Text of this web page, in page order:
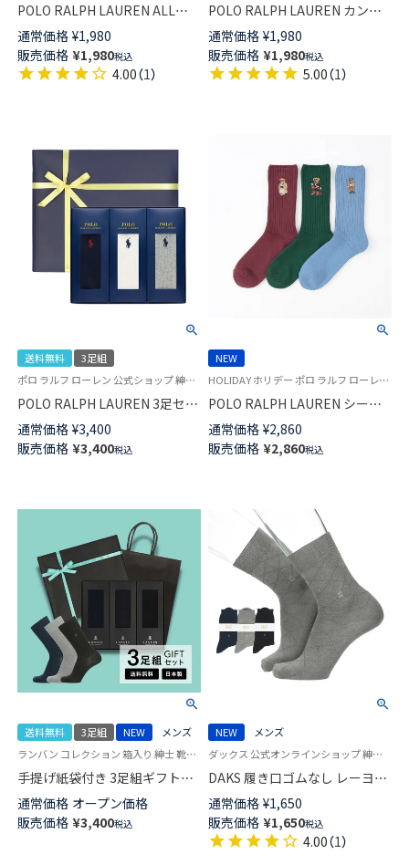
POLO RALPH LAUREN ALL
OVERシーズンベア ポロベア
25cm丈 クルー丈 ソックス
02012512
通常価格 ¥1,980
販売価格 ¥1,980税込
4.00（1）
POLO RALPH LAUREN カント
リーベア刺繍 ポロベア 20cm丈
ソックス【25-27cm】【27-
29cm】 02012511
通常価格 ¥1,980
販売価格 ¥1,980税込
5.00（1）
送料無料
3足組
ポロ ラルフ ローレン 公式ショップ 紳士 贈答用 靴下
POLO RALPH LAUREN 3足セッ
ト 手提げ紙袋付き ギフトセッ
ト 綿混 ワンポイント刺繍 無地
リブ クルー丈 カジュアル ソッ
通常価格 ¥3,400
販売価格 ¥3,400税込
NEW
HOLIDAY ホリデー ポロ ラルフ ローレン 紳士 靴下 25FW
POLO RALPH LAUREN シーズ
ンベア刺しゅう オーガニックコ
ットン混 クルー丈 カジュアル
メンズ ソックス 02012502
通常価格 ¥2,860
販売価格 ¥2,860税込
送料無料 3足組 NEW
メンズ
ランバン コレクション 箱入り 紳士 靴下 プレゼント ギフト 贈答 歳暮 クリスマス
手提げ紙袋付き 3足組ギフトセ
ット LANVIN COLLECTION オー
ルシーズン用 リブ クルー丈 ビ
ジネス ソックス 包装済 メンズ
通常価格 オープン価格
販売価格 ¥3,400税込
NEW
メンズ
ダックス 公式オンラインショップ 紳士 靴下 男性
DAKS 履き口ゴムなし レーヨン
シルク混 かかとしっかりホール
ド 日本製 クルー丈 ソックス メ
ンズ 02512718
通常価格 ¥1,650
販売価格 ¥1,650税込
4.00（1）